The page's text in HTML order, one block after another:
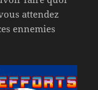
attendez
ennemies